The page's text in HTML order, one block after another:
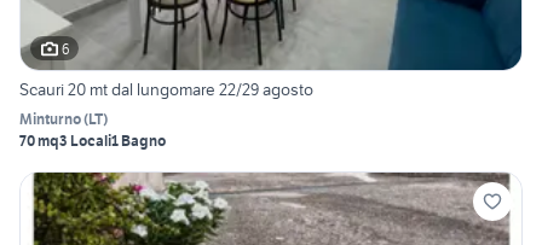
6
Scauri 20 mt dal lungomare 22/29 agosto
Minturno(LT)
70 mq3 Locali1 Bagno